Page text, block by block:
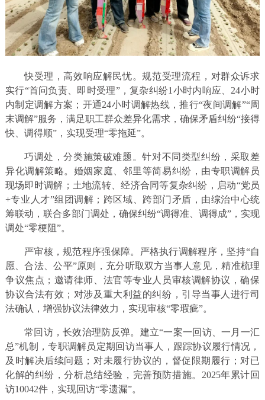
快受理，高效响应解民忧。规范受理流程，对群众诉求
实行“首问负责、即时受理”，复杂纠纷1小时内响应、24小时
内制定调解方案；开通24小时调解热线，推行“夜间调解”“周
末调解”服务，满足职工群众差异化需求，确保矛盾纠纷“接得
快、调得顺”，实现受理“零拖延”。
巧调处，分类施策破难题。针对不同类型纠纷，采取差
异化调解策略。婚姻家庭、邻里等简易纠纷，由专职调解员
现场即时调解；土地流转、经济合同等复杂纠纷，启动“党员
+专业人才”组团调解；跨区域、跨部门矛盾，由综治中心统
筹联动，联合多部门调处，确保纠纷“调得准、调得成”，实现
调处“零梗阻”。
严审核，规范程序强保障。严格执行调解程序，坚持“自
愿、合法、公平”原则，充分听取双方当事人意见，精准梳理
争议焦点；邀请律师、法官等专业人员审核调解协议，确保
协议合法有效；对涉及重大利益的纠纷，引导当事人进行司
法确认，增强协议法律效力，实现审核“零瑕疵”。
常回访，长效治理防反弹。建立“一案一回访、一月一汇
总”机制，专职调解员定期回访当事人，跟踪协议履行情况，
及时解决后续问题；对未履行协议的，督促限期履行；对已
化解的纠纷，分析总结经验，完善预防措施。2025年累计回
访10042件，实现回访“零遗漏”。